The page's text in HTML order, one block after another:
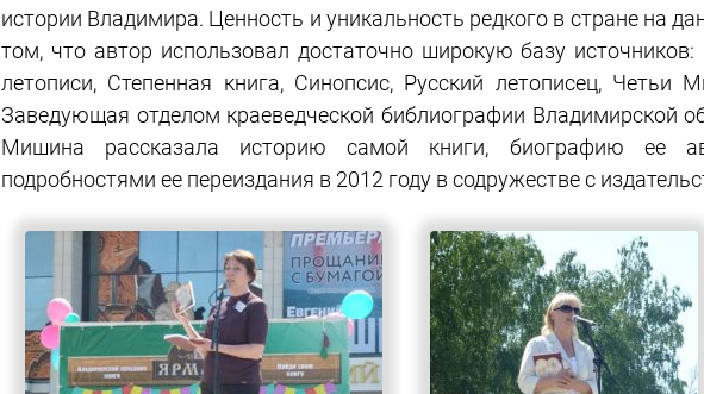
истории Владимира. Ценность и уникальность редкого в стране на
том, что автор использовал достаточно широкую базу
летописи, Степенная книга, Синопсис, Русский летописец, Четьи
Заведующая отделом краеведческой библиографии Владимирской
Мишина рассказала историю самой книги, биографию ее
подробностями ее переиздания в 2012 году в содружестве с